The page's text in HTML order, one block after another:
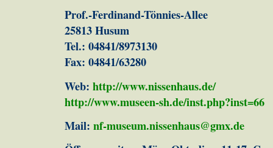
Prof.-Ferdinand-Tönnies-Allee
25813 Husum
Tel.: 04841/8973130
Fax: 04841/63280
Web:http://www.nissenhaus.de/
http://www.museen-sh.de/inst.php?inst=66
Mail:nf-museum.nissenhaus@gmx.de